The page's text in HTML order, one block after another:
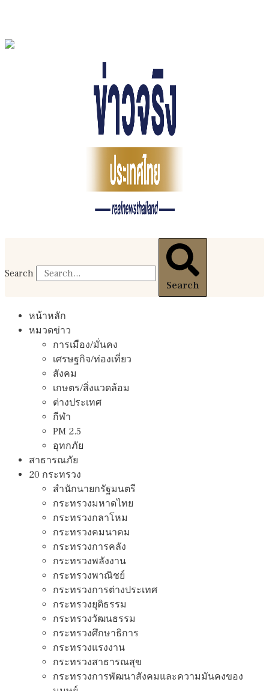
Search
Search
หน้าหลัก
หมวดข่าว
การเมือง/มั่นคง
เศรษฐกิจ/ท่องเที่ยว
สังคม
เกษตร/สิ่งแวดล้อม
ต่างประเทศ
กีฬา
PM 2.5
อุทกภัย
สาธารณภัย
20 กระทรวง
สํานักนายกรัฐมนตรี
กระทรวงมหาดไทย
กระทรวงกลาโหม
กระทรวงคมนาคม
กระทรวงการคลัง
กระทรวงพลังงาน
กระทรวงพาณิชย์
กระทรวงการต่างประเทศ
กระทรวงยุติธรรม
กระทรวงวัฒนธรรม
กระทรวงศึกษาธิการ
กระทรวงแรงงาน
กระทรวงสาธารณสุข
กระทรวงการพัฒนาสังคมและความมันคงของ